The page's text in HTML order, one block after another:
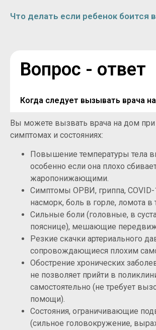
Что делать если ребенок боится
Вопрос - ответ
Когда следует вызывать врача
Вы можете вызвать врача на дом
симптомах и состояниях:
Повышение температуры тела
особенно если она плохо
жаропонижающими.
Симптомы ОРВИ, гриппа,
насморк, боль в горле, ломота в
Сильные боли (головные, в
пояснице), мешающие
Резкие скачки артериального
сопровождающиеся плохим
Обострение хронических
не позволяет прийти в
самостоятельно (не требует
помощи).
Состояния, ограничивающие
(сильное головокружение,